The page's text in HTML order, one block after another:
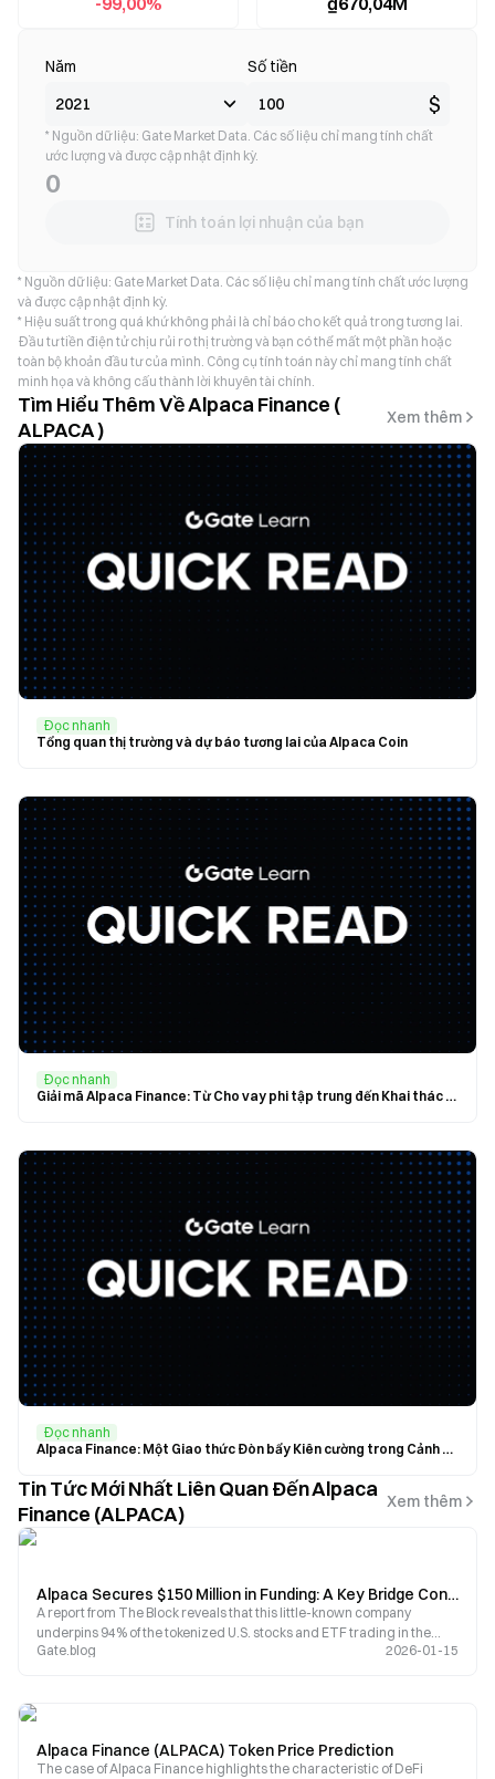
Năm Số tiền
$
* Nguồn dữ liệu: Gate Market Data. Các số liệu chỉ mang tính chất
ước lượng và được cập nhật định kỳ.
0
Tính toán lợi nhuận của bạn
* Nguồn dữ liệu: Gate Market Data. Các số liệu chỉ mang tính chất ước lượng
và được cập nhật định kỳ.
* Hiệu suất trong quá khứ không phải là chỉ báo cho kết quả trong tương lai.
Đầu tư tiền điện tử chịu rủi ro thị trường và bạn có thể mất một phần hoặc
toàn bộ khoản đầu tư của mình. Công cụ tính toán này chỉ mang tính chất
minh họa và không cấu thành lời khuyên tài chính.
Tìm Hiểu Thêm Về Alpaca Finance (
ALPACA )
Xem thêm
Đọc nhanh
Tổng quan thị trường và dự báo tương lai của Alpaca Coin
Đọc nhanh
Giải mã Alpaca Finance: Từ Cho vay phi tập trung đến Khai thác thanh khoản
Đọc nhanh
Alpaca Finance: Một Giao thức Đòn bẩy Kiên cường trong Cảnh quan DeFi Đang Mở rộng
Tin Tức Mới Nhất Liên Quan Đến Alpaca
Finance (ALPACA)
Xem thêm
Alpaca Secures $150 Million in Funding: A Key Bridge Connecting Traditional Finance and the Crypto World
A report from The Block reveals that this little-known company
underpins 94% of the tokenized U.S. stocks and ETF trading in the
market.
Gate.blog 2026-01-15
Alpaca Finance (ALPACA) Token Price Prediction
The case of Alpaca Finance highlights the characteristic of DeFi